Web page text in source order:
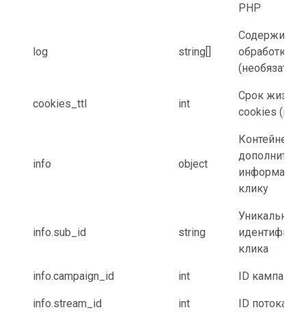
PHP
log string[]
Содержимое
обработки
cookies_ttl int
Срок жизни
cookies (в
info object
Контейнер с
клику
info.sub_id string
Уникальный
клика
info.campaign_id int ID кампании
info.stream_id int ID потока